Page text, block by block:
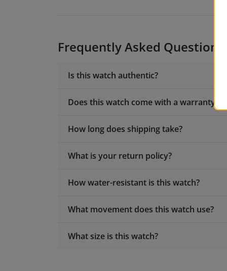
Frequently Asked Questions
Is this watch authentic?
Does this watch come with a warranty?
How long does shipping take?
What is your return policy?
How water-resistant is this watch?
What movement does this watch use?
What size is this watch?